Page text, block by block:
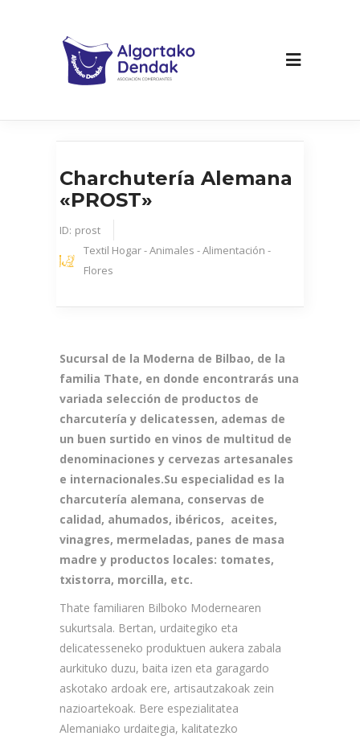
Charchutería Alemana
«PROST»
ID: prost
Textil Hogar - Animales - Alimentación -
Flores
Sucursal de la Moderna de Bilbao, de la
familia Thate, en donde encontrarás una
variada selección de productos de
charcutería y delicatessen, ademas de
un buen surtido en vinos de multitud de
denominaciones y cervezas artesanales
e internacionales.Su especialidad es la
charcutería alemana, conservas de
calidad, ahumados, ibéricos, aceites,
vinagres, mermeladas, panes de masa
madre y productos locales: tomates,
txistorra, morcilla, etc.
Thate familiaren Bilboko Modernearen
sukurtsala. Bertan, urdaitegiko eta
delicatesseneko produktuen aukera zabala
aurkituko duzu, baita izen eta garagardo
askotako ardoak ere, artisautzakoak zein
nazioartekoak. Bere espezialitatea
Alemaniako urdaitegia, kalitatezko